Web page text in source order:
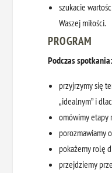
szukacie
Waszej miłości.
PROGRAM
Podczas spotkania:
przyjrzymy się
„idealnym” i
omówimy etapy
porozmawiamy
pokażemy rolę
przejdziemy